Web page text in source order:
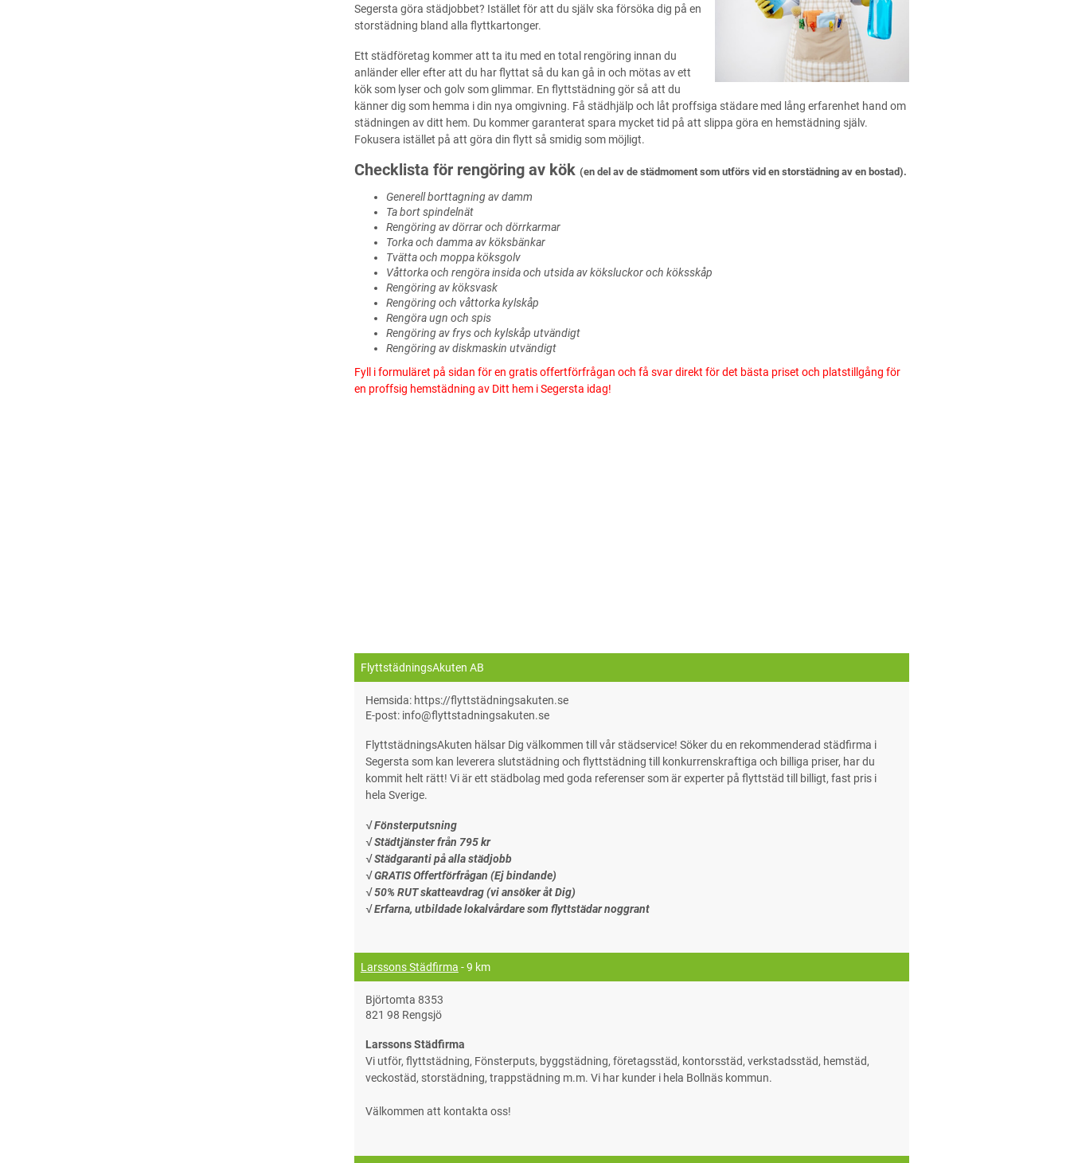
Segersta göra städjobbet? Istället för att du själv ska försöka dig på en
storstädning bland alla flyttkartonger.
Ett städföretag kommer att ta itu med en total rengöring innan du
anländer eller efter att du har flyttat så du kan gå in och mötas av ett
kök som lyser och golv som glimmar. En flyttstädning gör så att du
känner dig som hemma i din nya omgivning. Få städhjälp och låt proffsiga städare med lång erfarenhet hand om
städningen av ditt hem. Du kommer garanterat spara mycket tid på att slippa göra en hemstädning själv.
Fokusera istället på att göra din flytt så smidig som möjligt.
Checklista för rengöring av kök (en del av de städmoment som utförs vid en storstädning av en bostad).
Generell borttagning av damm
Ta bort spindelnät
Rengöring av dörrar och dörrkarmar
Torka och damma av köksbänkar
Tvätta och moppa köksgolv
Våttorka och rengöra insida och utsida av köksluckor och köksskåp
Rengöring av köksvask
Rengöring och våttorka kylskåp
Rengöra ugn och spis
Rengöring av frys och kylskåp utvändigt
Rengöring av diskmaskin utvändigt
Fyll i formuläret på sidan för en gratis offertförfrågan och få svar direkt för det bästa priset och platstillgång för
en proffsig hemstädning av Ditt hem i Segersta idag!
FlyttstädningsAkuten AB
Hemsida: https://flyttstädningsakuten.se
E-post: info@flyttstadningsakuten.se
FlyttstädningsAkuten hälsar Dig välkommen till vår städservice! Söker du en rekommenderad städfirma i
Segersta som kan leverera slutstädning och flyttstädning till konkurrenskraftiga och billiga priser, har du
kommit helt rätt! Vi är ett städbolag med goda referenser som är experter på flyttstäd till billigt, fast pris i
hela Sverige.
√ Fönsterputsning
√ Städtjänster från 795 kr
√ Städgaranti på alla städjobb
√ GRATIS Offertförfrågan (Ej bindande)
√ 50% RUT skatteavdrag (vi ansöker åt Dig)
√ Erfarna, utbildade lokalvårdare som flyttstädar noggrant
Larssons Städfirma - 9 km
Björtomta 8353
821 98 Rengsjö
Larssons Städfirma
Vi utför, flyttstädning, Fönsterputs, byggstädning, företagsstäd, kontorsstäd, verkstadsstäd, hemstäd,
veckostäd, storstädning, trappstädning m.m. Vi har kunder i hela Bollnäs kommun.
Välkommen att kontakta oss!